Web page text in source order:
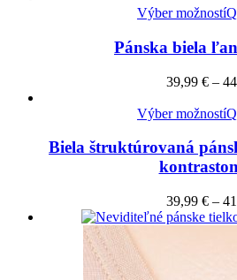
Výber možností
Pánska biela
39,99 € –
Výber možností
Biela štruktúrovaná
39,99 € –